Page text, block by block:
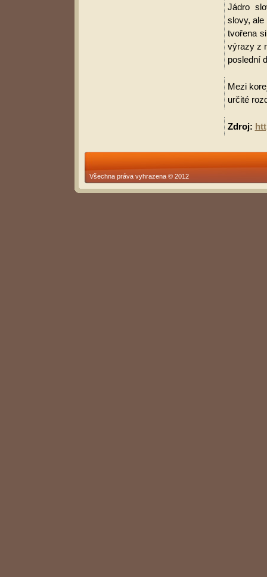
Jádro
slovy, ale
tvořena
výrazy z
poslední
Mezi
určité
Zdroj:
Všechna práva vyhrazena © 2012